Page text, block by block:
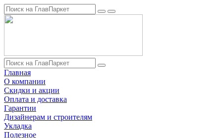
Главная
О компании
Скидки и акции
Оплата и доставка
Гарантии
Дизайнерам и строителям
Укладка
Полезное